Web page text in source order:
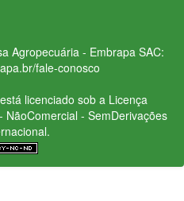
Agropecuária - Embrapa SAC:
fale-conosco
licenciado sob a Licença
- SemDerivações